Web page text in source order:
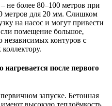
не более 80–100 метров при
метров для 20 мм. Слишком
на насос и могут привести
помещение большое,
независимых контуров с
после первого
запуске. Бетонная